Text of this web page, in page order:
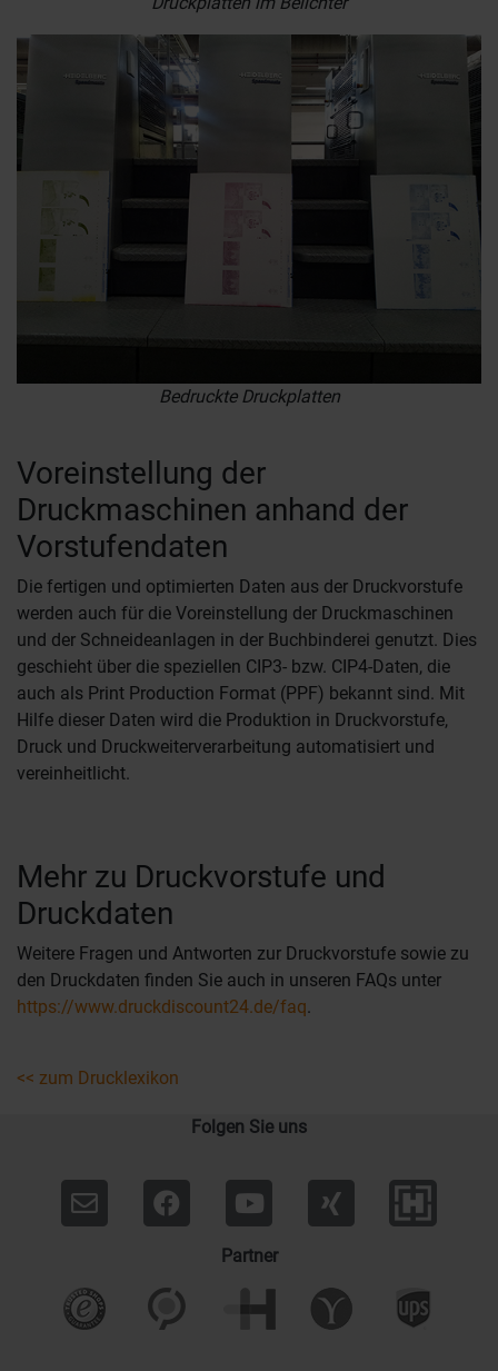
Bedruckte Druckplatten
Voreinstellung der
Druckmaschinen anhand der
Vorstufendaten
Die fertigen und optimierten Daten aus der Druckvorstufe
werden auch für die Voreinstellung der Druckmaschinen
und der Schneideanlagen in der Buchbinderei genutzt. Dies
geschieht über die speziellen CIP3- bzw. CIP4-Daten, die
auch als Print Production Format (PPF) bekannt sind. Mit
Hilfe dieser Daten wird die Produktion in Druckvorstufe,
Druck und Druckweiterverarbeitung automatisiert und
vereinheitlicht.
Mehr zu Druckvorstufe und
Druckdaten
Weitere Fragen und Antworten zur Druckvorstufe sowie zu
den Druckdaten finden Sie auch in unseren FAQs unter
https://www.druckdiscount24.de/faq.
<< zum Drucklexikon
Folgen Sie uns
Partner